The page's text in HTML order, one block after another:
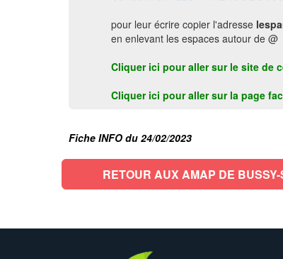
pour leur écrire copier l'adresse
en enlevant les espaces autour de @
Cliquer ici pour aller sur le site de
Cliquer ici pour aller sur la page
Fiche INFO du 24/02/2023
RETOUR AUX AMAP DE